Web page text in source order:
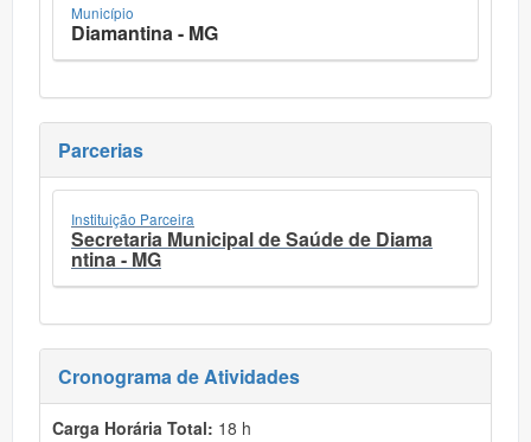
Município
Diamantina - MG
Parcerias
Instituição Parceira
Secretaria Municipal de Saúde de Diama
ntina - MG
Cronograma de Atividades
Carga Horária Total: 18 h